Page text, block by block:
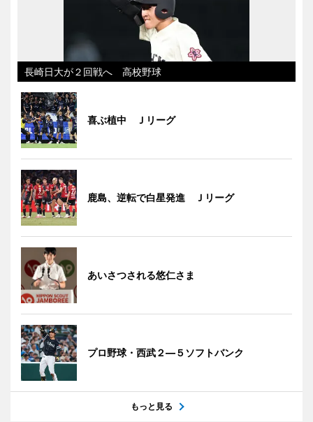
長崎日大が２回戦へ 高校野球
喜ぶ植中 Ｊリーグ
鹿島、逆転で白星発進 Ｊリーグ
あいさつされる悠仁さま
プロ野球・西武２―５ソフトバンク
もっと見る